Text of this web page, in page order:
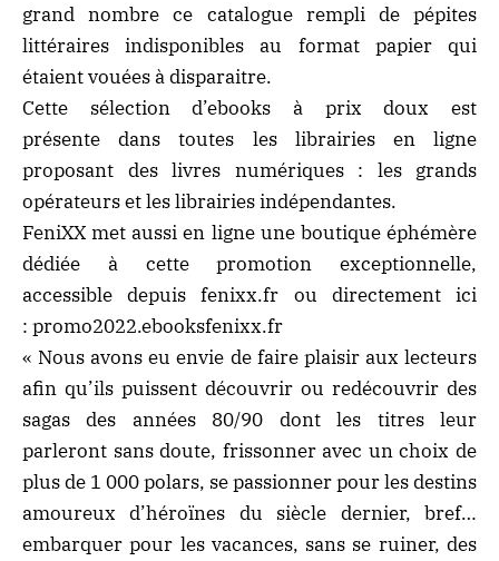
grand nombre ce catalogue rempli de pépites
littéraires indisponibles au format papier qui
étaient vouées à disparaitre.
Cette sélection d’ebooks à prix doux est
présente dans toutes les librairies en ligne
proposant des livres numériques : les grands
opérateurs et les librairies indépendantes.
FeniXX met aussi en ligne une boutique éphémère
dédiée à cette promotion exceptionnelle,
accessible depuisfenixx.fr ou directement ici
: promo2022.ebooksfenixx.fr
« Nous avons eu envie de faire plaisir aux lecteurs
afin qu’ils puissent découvrir ou redécouvrir des
sagas des années 80/90 dont les titres leur
parleront sans doute, frissonner avec un choix de
plus de 1 000 polars, se passionner pour les destins
amoureux d’héroïnes du siècle dernier, bref…
embarquer pour les vacances, sans se ruiner, des